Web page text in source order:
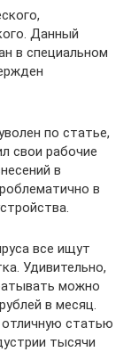
Данный
в специальном
по статье,
свои рабочие
в
в
все ищут
Удивительно,
можно
в месяц.
статью
тысячи